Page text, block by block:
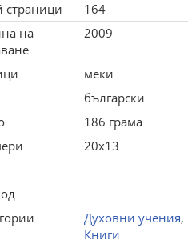
страници
164
на
2009
меки
български
186 грама
20x13
Духовни учения,
Книги